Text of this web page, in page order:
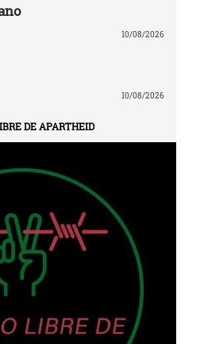
10/08/2026
10/08/2026
DE APARTHEID